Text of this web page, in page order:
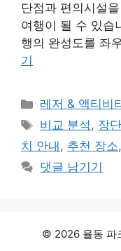
단점과 편의시설
여행이 될 수 있습
행의 완성도를 좌
기
카
테
리
레저 & 액티비
태
그
비교 분석, 장
치 안내 , 추천 장소,
댓글 남기기
© 2026 율동 파